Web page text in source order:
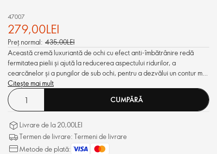
47007
279,00LEI
Preț normal: 435,00LEI
Această cremă luxuriantă de ochi cu efect anti-îmbătrânire redă
fermitatea pielii și ajută la reducerea aspectului ridurilor, a
cearcănelor și a pungilor de sub ochi, pentru a dezvălui un contur mai
tineresc al ochilor.
Citește mai mult
CUMPĂRĂ
Livrare de la 20,00LEI
Termen de livrare: Termeni de livrare
Metode de plată: